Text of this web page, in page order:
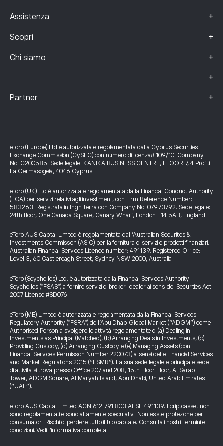
Assistenza +
Scopri +
Chi siamo +
+
Partner +
eToro (Europe) Ltd è autorizzata e regolamentata dalla Cyprus Securities
Exchange Commission (CySEC) con numero di licenza# 109/10. Company
No. C200585. Sede legale: KANIKA BUSINESS CENTRE, FLOOR 7, 4 Profiti
Ilia Germasogeia, 4046 Cyprus
eToro (UK) Ltd è autorizzata e regolamentata dalla Financial Conduct Authority
(FCA) per servizi relativi agli investimenti, con Firm Reference Number:
583263. Registrata in Inghilterra con Company No. 07973792. Sede legale:
24th floor, One Canada Square, Canary Wharf, London E14 5AB, England.
eToro AUS Capital Limited è regolamentata dall’Australian Securities &
Investments Commission (ASIC) per la fornitura di servizi e prodotti finanziari.
Australian Financial Services Licence number: 491139. Registered Office:
Level 3, 60 Castlereagh Street, Sydney NSW 2000, Australia
eToro (Seychelles) Ltd. è autorizzata dalla Financial Services Authority
Seychelles ("FSAS") a fornire servizi di broker-dealer ai sensi del Securities Act
2007 License #SD076
eToro (ME) Limited è autorizzata e regolamentata dalla Financial Services
Regulatory Authority ("FSRA") dell’Abu Dhabi Global Market (“ADGM”) come
Authorised Person a svolgere le attività regolamentate di (a) Dealing in
Investments as Principal (Matched), (b) Arranging Deals in Investments, (c)
Providing Custody, (d) Arranging Custody e (e) Managing Assets (con
Financial Services Permission Number 220073) ai sensi delle Financial Services
and Market Regulations 2015 (“FSMR”). La sua sede legale e principale sede
di attività si trova presso Office 207 and 208, 15th Floor Floor, Al Sarab
Tower, ADGM Square, Al Maryah Island, Abu Dhabi, United Arab Emirates
(“UAE”).
eToro AUS Capital Limited ACN 612 791 803 AFSL 491139. I criptoasset non
sono regolamentati e sono altamente speculativi. Non esiste protezione per i
consumatori. Rischi di perdere tutto il tuo capitale. Consulta i nostri Termini e
condizioni.Vedi l’informativa completa